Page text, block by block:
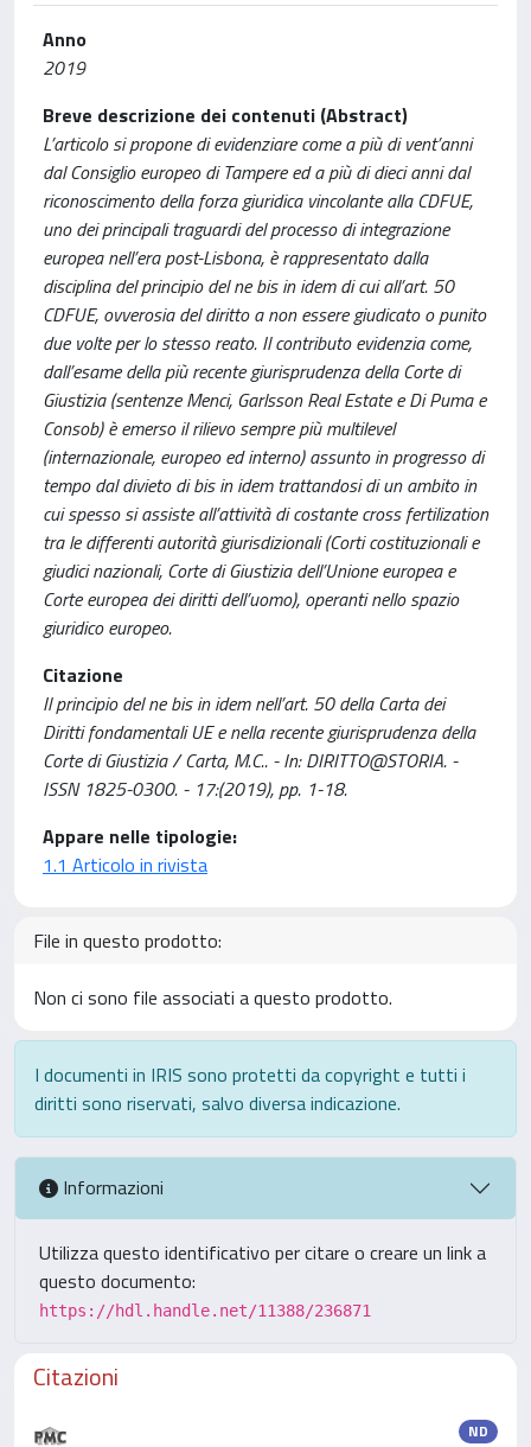
Anno
2019
Breve descrizione dei contenuti (Abstract)
L’articolo si propone di evidenziare come a più di vent’anni
dal Consiglio europeo di Tampere ed a più di dieci anni dal
riconoscimento della forza giuridica vincolante alla CDFUE,
uno dei principali traguardi del processo di integrazione
europea nell’era post-Lisbona, è rappresentato dalla
disciplina del principio del ne bis in idem di cui all’art. 50
CDFUE, ovverosia del diritto a non essere giudicato o punito
due volte per lo stesso reato. Il contributo evidenzia come,
dall’esame della più recente giurisprudenza della Corte di
Giustizia (sentenze Menci, Garlsson Real Estate e Di Puma e
Consob) è emerso il rilievo sempre più multilevel
(internazionale, europeo ed interno) assunto in progresso di
tempo dal divieto di bis in idem trattandosi di un ambito in
cui spesso si assiste all’attività di costante cross fertilization
tra le differenti autorità giurisdizionali (Corti costituzionali e
giudici nazionali, Corte di Giustizia dell’Unione europea e
Corte europea dei diritti dell’uomo), operanti nello spazio
giuridico europeo.
Citazione
Il principio del ne bis in idem nell’art. 50 della Carta dei
Diritti fondamentali UE e nella recente giurisprudenza della
Corte di Giustizia / Carta, M.C.. - In: DIRITTO@STORIA. -
ISSN 1825-0300. - 17:(2019), pp. 1-18.
Appare nelle tipologie:
1.1 Articolo in rivista
File in questo prodotto:
Non ci sono file associati a questo prodotto.
I documenti in IRIS sono protetti da copyright e tutti i
diritti sono riservati, salvo diversa indicazione.
Informazioni
Utilizza questo identificativo per citare o creare un link a
questo documento:
https://hdl.handle.net/11388/236871
Citazioni
ND